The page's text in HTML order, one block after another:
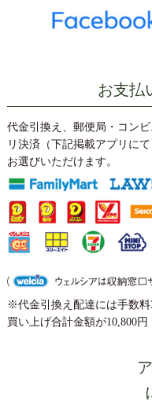
お支払
代金引換え、郵便局・コン
リ決済（下記掲載アプリに
お選びいただけます。
※代金引換え配達には手数
買い上げ合計金額が10,800